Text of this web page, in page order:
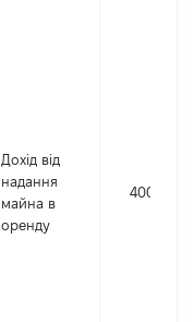
Дохід від
надання
майна в
оренду
40000